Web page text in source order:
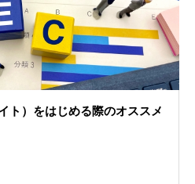
ト）をはじめる際のオススメ